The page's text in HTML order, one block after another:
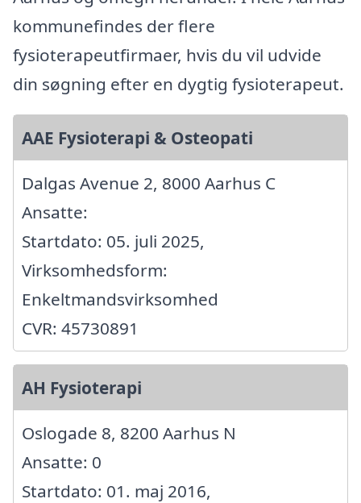
kommunefindes der flere
fysioterapeutfirmaer, hvis du vil udvide
din søgning efter en dygtig fysioterapeut.
AAE Fysioterapi & Osteopati
Dalgas Avenue 2, 8000 Aarhus C
Ansatte:
Startdato: 05. juli 2025,
Virksomhedsform:
Enkeltmandsvirksomhed
CVR: 45730891
AH Fysioterapi
Oslogade 8, 8200 Aarhus N
Ansatte: 0
Startdato: 01. maj 2016,